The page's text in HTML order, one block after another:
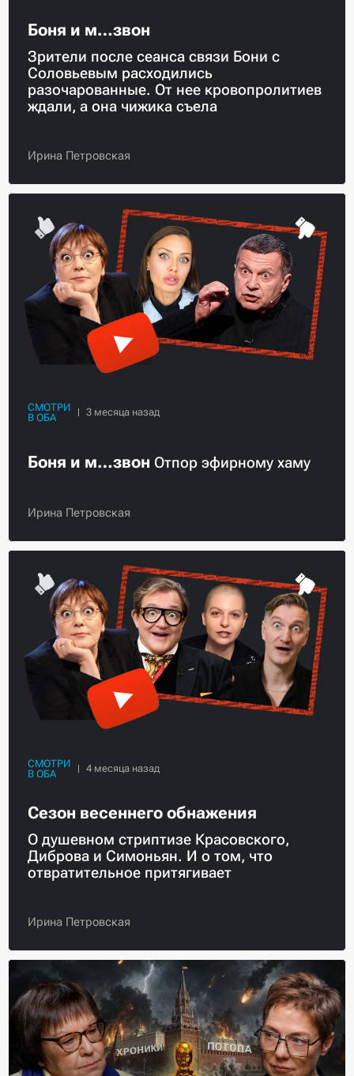
Боня и м…звон
Зрители после сеанса связи Бони с
Соловьевым расходились
разочарованные. От нее кровопролитиев
ждали, а она чижика съела
Ирина Петровская
СМОТРИ
В ОБА
Боня и м…звон Отпор эфирному хаму
Ирина Петровская
СМОТРИ
В ОБА
Сезон весеннего обнажения
О душевном стриптизе Красовского,
Диброва и Симоньян. И о том, что
отвратительное притягивает
Ирина Петровская